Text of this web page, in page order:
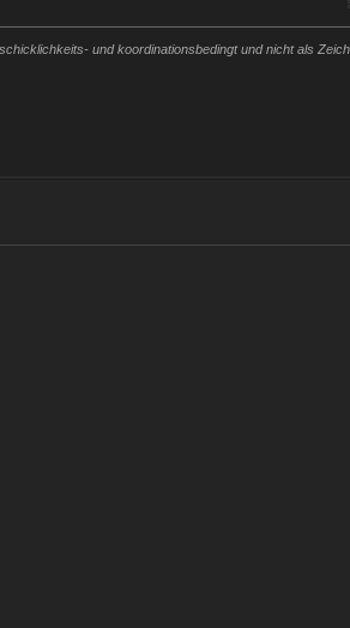
und koordinationsbedingt und nicht als